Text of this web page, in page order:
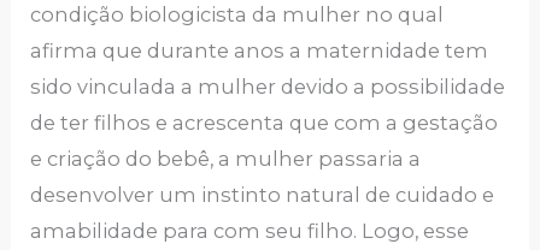
condição biologicista da mulher no qual
afirma que durante anos a maternidade tem
sido vinculada a mulher devido a possibilidade
de ter filhos e acrescenta que com a gestação
e criação do bebê, a mulher passaria a
desenvolver um instinto natural de cuidado e
amabilidade para com seu filho. Logo, esse